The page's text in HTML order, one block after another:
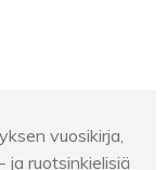
vuosikirja,
ja ruotsinkielisiä